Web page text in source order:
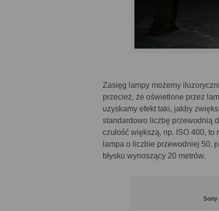
Zasięg lampy możemy
przecież, że oświetlone przez
uzyskamy efekt taki, jakby
standardowo liczbę przewodnią
czułość większą, np. ISO 400,
lampa o liczbie przewodniej 50,
błysku wynoszący 20 metrów.
Sony